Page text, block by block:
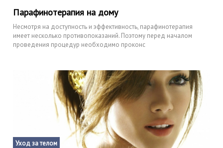
Парафинотерапия на дому
Несмотря на доступность и эффективность, парафинотерапия
имеет несколько противопоказаний. Поэтому перед началом
проведения процедур необходимо проконс
Уход за телом